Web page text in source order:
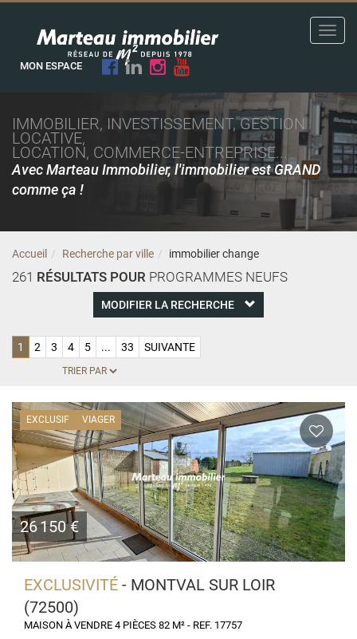
MON ESPACE
IMMOBILIER, INVESTISSEMENT, GESTION
LOCATIVE,
LOCATION, COMMERCE-ENTREPRISE...
Avec Marteau Immobilier, l'immobilier est GRAND
comme ça !
Accueil Recherche par ville immobilier change
261 RÉSULTATS POUR PROGRAMMES NEUFS
MODIFIER LA RECHERCHE
1 2 3 4 5 ... 33 SUIVANTE
EXCLUSIF VIAGER
26 150 €
EXCLUSIVITÉ - MONTVAL SUR LOIR
(72500)
MAISON À VENDRE 4 PIÈCES 82 M² - REF. 17757